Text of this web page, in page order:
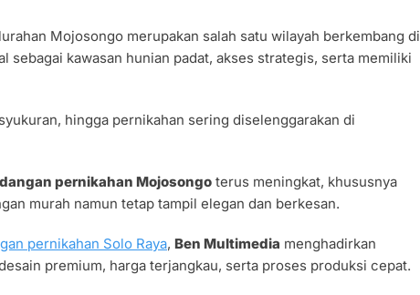
Mojosongo merupakan salah satu wilayah berkembang di
sebagai kawasan hunian padat, akses strategis, serta memiliki
hingga pernikahan sering diselenggarakan di
pernikahan Mojosongo terus meningkat, khususnya
murah namun tetap tampil elegan dan berkesan.
pernikahan Solo Raya, Ben Multimedia menghadirkan
premium, harga terjangkau, serta proses produksi cepat.